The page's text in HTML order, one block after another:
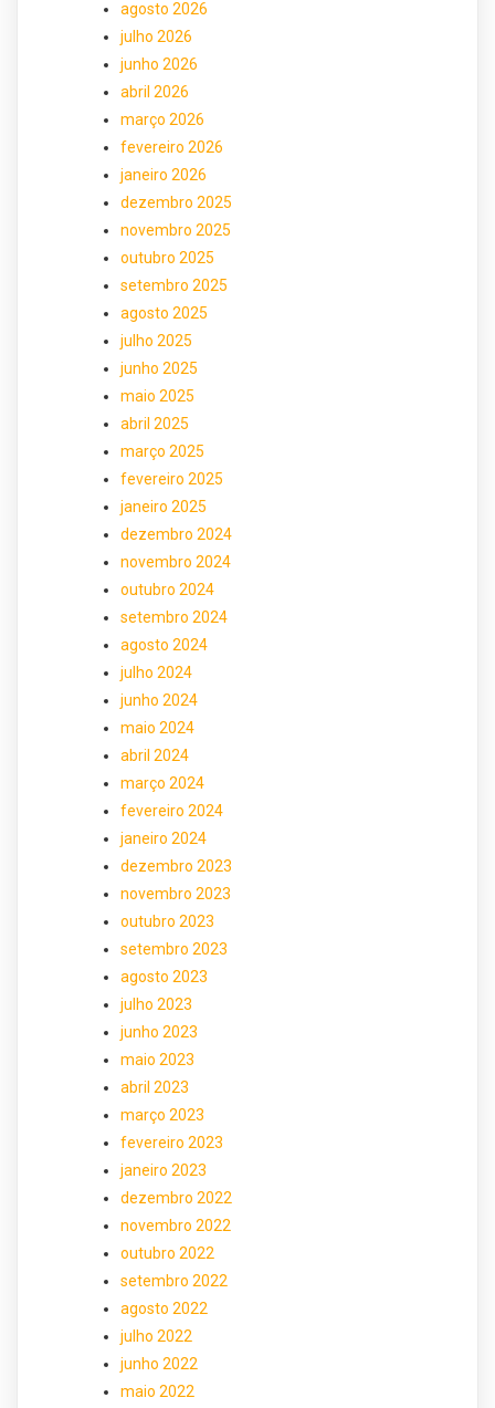
agosto 2026
julho 2026
junho 2026
abril 2026
março 2026
fevereiro 2026
janeiro 2026
dezembro 2025
novembro 2025
outubro 2025
setembro 2025
agosto 2025
julho 2025
junho 2025
maio 2025
abril 2025
março 2025
fevereiro 2025
janeiro 2025
dezembro 2024
novembro 2024
outubro 2024
setembro 2024
agosto 2024
julho 2024
junho 2024
maio 2024
abril 2024
março 2024
fevereiro 2024
janeiro 2024
dezembro 2023
novembro 2023
outubro 2023
setembro 2023
agosto 2023
julho 2023
junho 2023
maio 2023
abril 2023
março 2023
fevereiro 2023
janeiro 2023
dezembro 2022
novembro 2022
outubro 2022
setembro 2022
agosto 2022
julho 2022
junho 2022
maio 2022